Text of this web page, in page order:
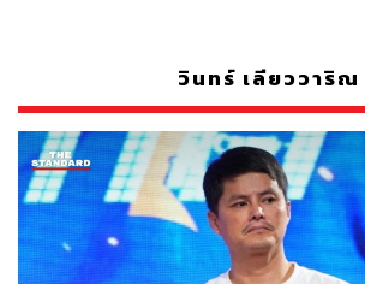
วินทร์ เลียววาริณ